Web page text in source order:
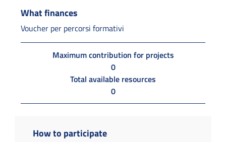
What finances
Voucher per percorsi formativi
Maximum contribution for projects
0
Total available resources
0
How to participate